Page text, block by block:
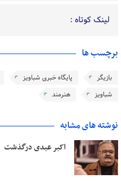
لینک کوتاه :
برچسب ها
بازیگر پایگاه خبری شباویز
شباویز
هنرمند
نوشته های مشابه
اکبر عبدی درگذشت